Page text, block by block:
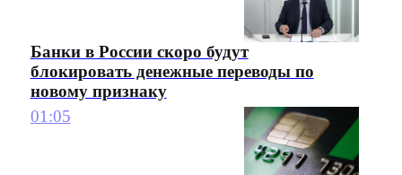
Банки в России скоро будут
блокировать денежные переводы по
новому признаку
01:05